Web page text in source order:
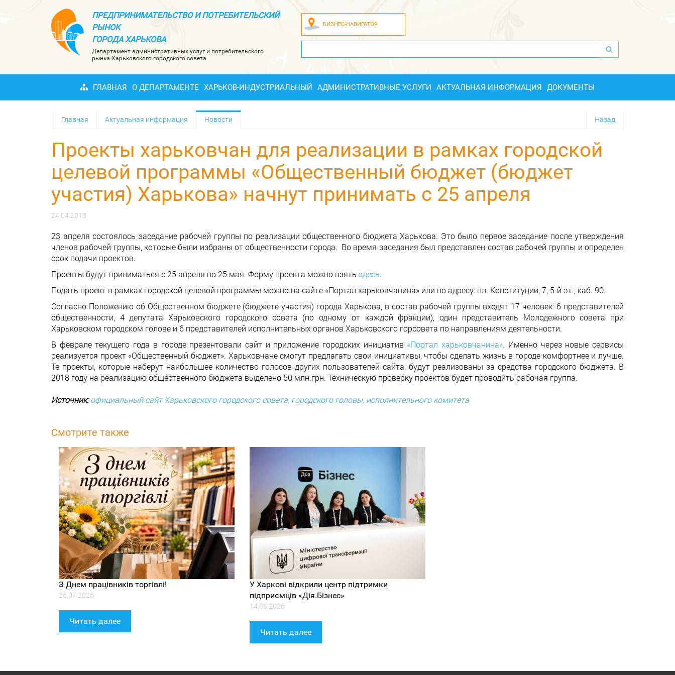
ПРЕДПРИНИМАТЕЛЬСТВО И ПОТРЕБИТЕЛЬСКИЙ
РЫНОК
ГОРОДА ХАРЬКОВА
Департамент административных услуг и потребительского
рынка Харьковского городского совета
БИЗНЕС-НАВИГАТОР
ГЛАВНАЯ О ДЕПАРТАМЕНТЕ ХАРЬКОВ-ИНДУСТРИАЛЬНЫЙ АДМИНИСТРАТИВНЫЕ УСЛУГИ АКТУАЛЬНАЯ ИНФОРМАЦИЯ ДОКУМЕНТЫ
Назад
Главная Актуальная информация Новости
Проекты харьковчан для реализации в рамках городской
целевой программы «Общественный бюджет (бюджет
участия) Харькова» начнут принимать с 25 апреля
24.04.2018
23 апреля состоялось заседание рабочей группы по реализации общественного бюджета Харькова. Это было первое заседание после утверждения
членов рабочей группы, которые были избраны от общественности города. Во время заседания был представлен состав рабочей группы и определен
срок подачи проектов.
Проекты будут приниматься с 25 апреля по 25 мая. Форму проекта можно взять здесь.
Подать проект в рамках городской целевой программы можно на сайте «Портал харьковчанина» или по адресу: пл. Конституции, 7, 5-й эт., каб. 90.
Согласно Положению об Общественном бюджете (бюджете участия) города Харькова, в состав рабочей группы входят 17 человек: 6 представителей
общественности, 4 депутата Харьковского городского совета (по одному от каждой фракции), один представитель Молодежного совета при
Харьковском городском голове и 6 представителей исполнительных органов Харьковского горсовета по направлениям деятельности.
В феврале текущего года в городе презентовали сайт и приложение городских инициатив «Портал харьковчанина». Именно через новые сервисы
реализуется проект «Общественный бюджет». Харьковчане смогут предлагать свои инициативы, чтобы сделать жизнь в городе комфортнее и лучше.
Те проекты, которые наберут наибольшее количество голосов других пользователей сайта, будут реализованы за средства городского бюджета. В
2018 году на реализацию общественного бюджета выделено 50 млн.грн. Техническую проверку проектов будет проводить рабочая группа.
Источник: официальный сайт Харьковского городского совета, городского головы, исполнительного комитета
Смотрите также
З Днем працівників торгівлі!
26.07.2026
Читать далее
У Харкові відкрили центр підтримки
підприємців «Дія.Бізнес»
14.05.2026
Читать далее